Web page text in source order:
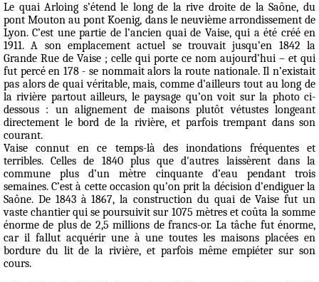
Le quai Arloing s’étend le long de la rive droite de la Saône, du
pont Mouton au pont Koenig, dans le neuvième arrondissement de
Lyon. C’est une partie de l’ancien quai de Vaise, qui a été créé en
1911. A son emplacement actuel se trouvait jusqu’en 1842 la
Grande Rue de Vaise ; celle qui porte ce nom aujourd’hui – et qui
fut percé en 178 - se nommait alors la route nationale. Il n’existait
pas alors de quai véritable, mais, comme d’ailleurs tout au long de
la rivière partout ailleurs, le paysage qu’on voit sur la photo ci-
dessous : un alignement de maisons plutôt vétustes longeant
directement le bord de la rivière, et parfois trempant dans son
courant.
Vaise connut en ce temps-là des inondations fréquentes et
terribles. Celles de 1840 plus que d'autres laissèrent dans la
commune plus d’un mètre cinquante d’eau pendant trois
semaines. C’est à cette occasion qu’on prit la décision d’endiguer la
Saône. De 1843 à 1867, la construction du quai de Vaise fut un
vaste chantier qui se poursuivit sur 1075 mètres et coûta la somme
énorme de plus de 2,5 millions de francs-or. La tâche fut énorme,
car il fallut acquérir une à une toutes les maisons placées en
bordure du lit de la rivière, et parfois même empiéter sur son
cours.